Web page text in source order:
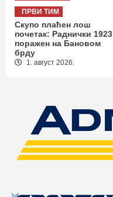
ПРВИ ТИМ
Скупо плаћен лош
почетак: Раднички 1923
поражен на Бановом
брду
1. август 2026.